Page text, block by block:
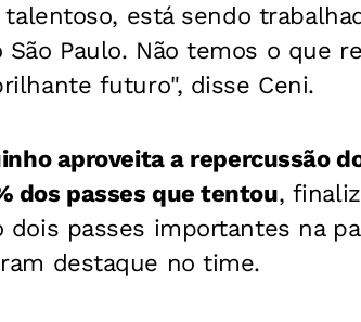
está sendo
Paulo. Não temos o que
futuro", disse Ceni.
aproveita a repercussão
dos passes que tentou,
dois passes importantes na
destaque no time.